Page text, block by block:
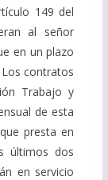
149 del
al señor
en un plazo
contratos
Trabajo y
de esta
presta en
últimos dos
en servicio